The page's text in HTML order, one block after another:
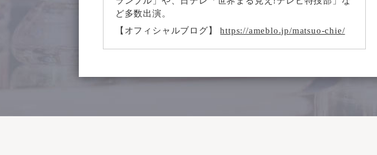
ど多数出演。
【オフィシャルブログ】https://ameblo.jp/matsuo-chie/